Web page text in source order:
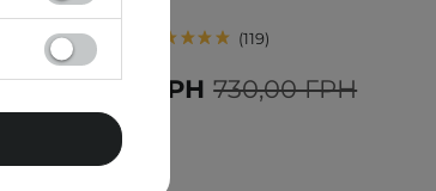
119
730,00 ГРН
599,00 ГРН